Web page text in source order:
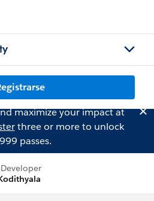
maximize your impact at
three or more to unlock
passes.